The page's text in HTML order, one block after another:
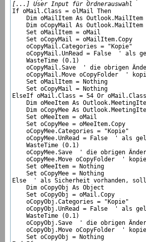
[...] User Input für Ordnerauswahl
If oMail.Class = olMail Then
    Dim oMailItem As Outlook.MailItem
    Dim oCopyMail As Outlook.MailItem
    Set oMailItem = oMail
    Set oCopyMail = oMailItem.Copy
    oCopyMail.Categories = "Kopie"
oCopyMail.UnRead = False  ' als
    WasteTime (0.1)
oCopyMail.Save  ' die obrigen
oCopyMail.Move oCopyFolder  '
    Set oMailItem = Nothing
    Set oCopyMail = Nothing
ElseIf oMail.Class = 54 Or
Dim oMeeItem As
Dim oCopyMee As
    Set oMeeItem = oMail
    Set oCopyMee = oMeeItem.Copy
    oCopyMee.Categories = "Kopie"
oCopyMee.UnRead = False  ' als
    WasteTime (0.1)
oCopyMee.Save  ' die obrigen
oCopyMee.Move oCopyFolder  '
    Set oMeeItem = Nothing
    Set oCopyMee = Nothing
Else  ' als Sicherheit vorhanden,
    Dim oCopyObj As Object
    Set oCopyObj = oMail.Copy
    oCopyObj.Categories = "Kopie"
oCopyObj.UnRead = False  ' als
    WasteTime (0.1)
oCopyObj.Save  ' die obrigen
oCopyObj.Move oCopyFolder  '
    Set oCopyObj = Nothing